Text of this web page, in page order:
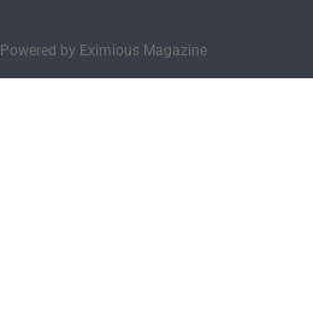
Powered by Eximious Magazine